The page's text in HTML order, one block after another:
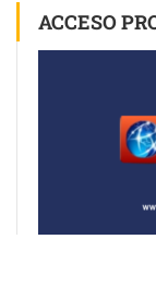
ACCESO